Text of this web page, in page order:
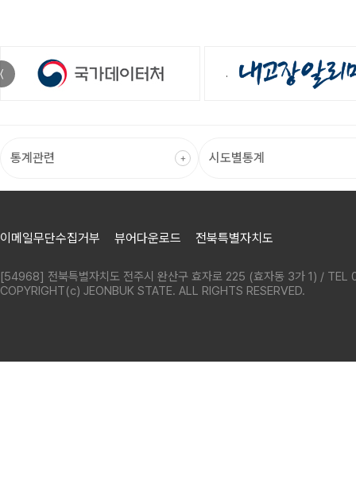
〈
이메일무단수집거부 뷰어다운로드 전북특별자치도
[54968] 전북특별자치도 전주시 완산구 효자로 225 (효자동 3가 1) /
COPYRIGHT(c) JEONBUK STATE. ALL RIGHTS RESERVED.